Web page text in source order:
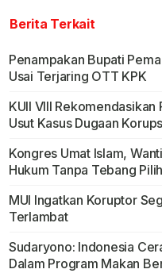
Berita Terkait
Penampakan Bupati
Usai Terjaring OTT KPK
KUII VIII
Usut Kasus Dugaan
Kongres Umat Islam,
Hukum Tanpa Tebang Pilih
MUI Ingatkan Koruptor
Terlambat
Sudaryono: Indonesia
Dalam Program Makan